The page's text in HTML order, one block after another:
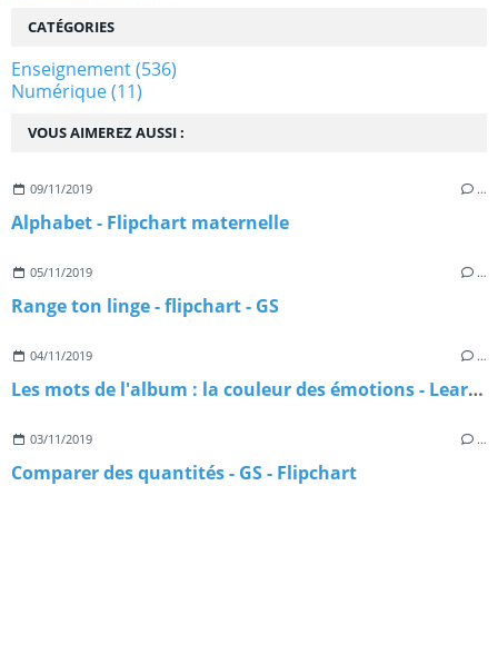
VOUS AIMEREZ AUSSI :
09/11/2019 …
Alphabet - Flipchart maternelle
05/11/2019 …
Range ton linge - flipchart - GS
04/11/2019 …
Les mots de l'album : la couleur des émotions - Learningapps
03/11/2019 …
Comparer des quantités - GS - Flipchart
CATÉGORIES
Enseignement(536)
Numérique(11)